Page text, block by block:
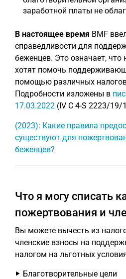
заработной платы не
В настоящее время BMF
справедливости для
беженцев. Это означает, что
хотят помочь
помощью различных
Подробности изложены в
17.03.2022 (IV C 4-S 2223/19/
(2023): Какие правила
существуют для
беженцев?
Что я могу списать
пожертвования и
Вы можете вычесть из
членские взносы на
налогом на льготных
Благотворительные цели